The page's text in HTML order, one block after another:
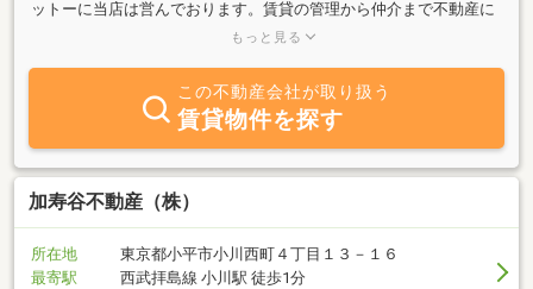
ットーに当店は営んでおります。賃貸の管理から仲介まで不動産に
関する、あらゆる分野の御質問・御相談を承ります。小平市、東大
お客様のお部屋探しに住まい選びに良きサポート役として、ご満足
頂けますようスタッフ一同努力して参ります。是非一度ご来店頂け
ますよう心よりお待ち申し上げます。
もっと見る
この不動産会社が取り扱う
賃貸物件を探す
加寿谷不動産（株）
所在地
東京都小平市小川西町４丁目１３－１６
最寄駅
西武拝島線 小川駅 徒歩1分